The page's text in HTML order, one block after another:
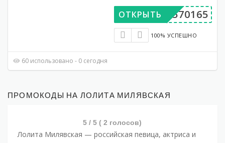
DP570165
ОТКРЫТЬ
100% УСПЕШНО
60 использовано - 0 сегодня
ПРОМОКОДЫ НА ЛОЛИТА МИЛЯВСКАЯ
5 / 5 ( 2 голосов)
Лолита Милявская — российская певица, актриса и